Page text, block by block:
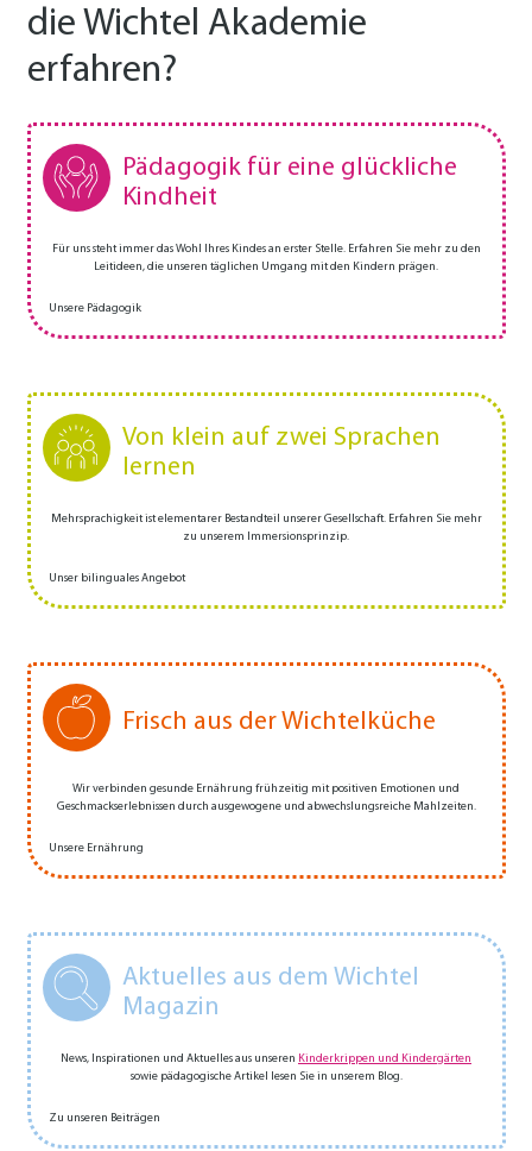
die Wichtel Akademie
erfahren?
Pädagogik für eine glückliche
Kindheit
Für uns steht immer das Wohl Ihres Kindes an erster Stelle. Erfahren Sie mehr zu den
Leitideen, die unseren täglichen Umgang mit den Kindern prägen.
Unsere Pädagogik
Von klein auf zwei Sprachen
lernen
Mehrsprachigkeit ist elementarer Bestandteil unserer Gesellschaft. Erfahren Sie mehr
zu unserem Immersionsprinzip.
Unser bilinguales Angebot
Frisch aus der Wichtelküche
Wir verbinden gesunde Ernährung frühzeitig mit positiven Emotionen und
Geschmackserlebnissen durch ausgewogene und abwechs­­lungs­­reiche Mahlzeiten.
Unsere Ernährung
Aktuelles aus dem Wichtel
Magazin
News, Inspirationen und Aktuelles aus unseren Kinderkrippen und Kindergärten
sowie pädagogische Artikel lesen Sie in unserem Blog.
Zu unseren Beiträgen